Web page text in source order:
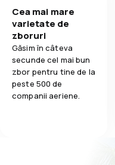
Cea mai mare
varietate de
zboruri
Găsim în câteva
secunde cel mai bun
zbor pentru tine de la
peste 500 de
companii aeriene.